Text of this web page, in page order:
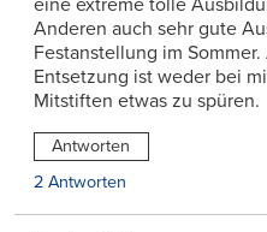
Anderen auch sehr gute
Festanstellung im
Entsetzung ist weder bei
Mitstiften etwas zu spüren.
Antworten
2 Antworten